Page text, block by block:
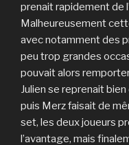
prenait rapidement de
Malheureusement
avec notamment des
peu trop grandes
pouvait alors
Julien se reprenait
puis Merz faisait de
set, les deux joueurs
l’avantage, mais